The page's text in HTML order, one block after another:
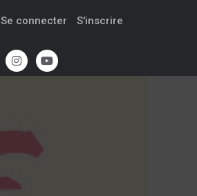
Se connecter S'inscrire